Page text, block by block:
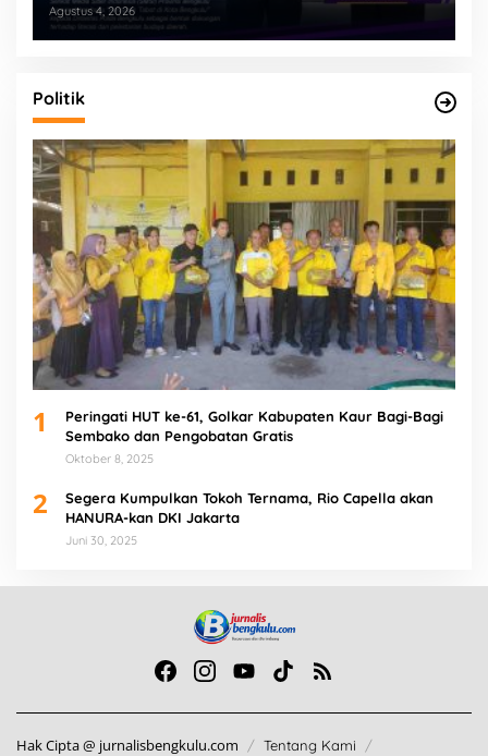
Agustus 4, 2026
Politik
1
Peringati HUT ke-61, Golkar Kabupaten Kaur Bagi-Bagi
Sembako dan Pengobatan Gratis
Oktober 8, 2025
2
Segera Kumpulkan Tokoh Ternama, Rio Capella akan
HANURA-kan DKI Jakarta
Juni 30, 2025
Hak Cipta @ jurnalisbengkulu.com Tentang Kami